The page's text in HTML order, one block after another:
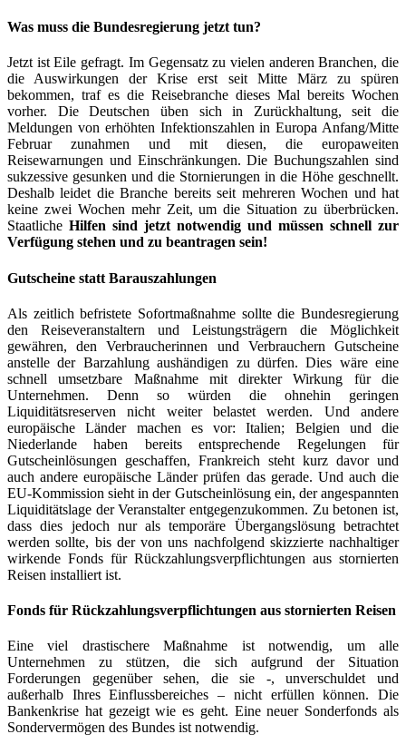
Was muss die Bundesregierung jetzt tun?
Jetzt ist Eile gefragt. Im Gegensatz zu vielen anderen Branchen, die
die Auswirkungen der Krise erst seit Mitte März zu spüren
bekommen, traf es die Reisebranche dieses Mal bereits Wochen
vorher. Die Deutschen üben sich in Zurückhaltung, seit die
Meldungen von erhöhten Infektionszahlen in Europa Anfang/Mitte
Februar zunahmen und mit diesen, die europaweiten
Reisewarnungen und Einschränkungen. Die Buchungszahlen sind
sukzessive gesunken und die Stornierungen in die Höhe geschnellt.
Deshalb leidet die Branche bereits seit mehreren Wochen und hat
keine zwei Wochen mehr Zeit, um die Situation zu überbrücken.
Staatliche Hilfen sind jetzt notwendig und müssen schnell zur
Verfügung stehen und zu beantragen sein!
Gutscheine statt Barauszahlungen
Als zeitlich befristete Sofortmaßnahme sollte die Bundesregierung
den Reiseveranstaltern und Leistungsträgern die Möglichkeit
gewähren, den Verbraucherinnen und Verbrauchern Gutscheine
anstelle der Barzahlung aushändigen zu dürfen. Dies wäre eine
schnell umsetzbare Maßnahme mit direkter Wirkung für die
Unternehmen. Denn so würden die ohnehin geringen
Liquiditätsreserven nicht weiter belastet werden. Und andere
europäische Länder machen es vor: Italien; Belgien und die
Niederlande haben bereits entsprechende Regelungen für
Gutscheinlösungen geschaffen, Frankreich steht kurz davor und
auch andere europäische Länder prüfen das gerade. Und auch die
EU-Kommission sieht in der Gutscheinlösung ein, der angespannten
Liquiditätslage der Veranstalter entgegenzukommen. Zu betonen ist,
dass dies jedoch nur als temporäre Übergangslösung betrachtet
werden sollte, bis der von uns nachfolgend skizzierte nachhaltiger
wirkende Fonds für Rückzahlungsverpflichtungen aus stornierten
Reisen installiert ist.
Fonds für Rückzahlungsverpflichtungen aus stornierten Reisen
Eine viel drastischere Maßnahme ist notwendig, um alle
Unternehmen zu stützen, die sich aufgrund der Situation
Forderungen gegenüber sehen, die sie -, unverschuldet und
außerhalb Ihres Einflussbereiches – nicht erfüllen können. Die
Bankenkrise hat gezeigt wie es geht. Eine neuer Sonderfonds als
Sondervermögen des Bundes ist notwendig.